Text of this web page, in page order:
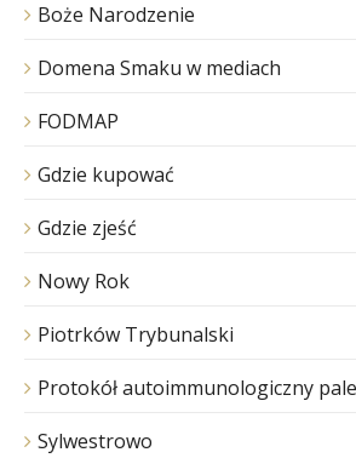
Boże Narodzenie
Domena Smaku w mediach
FODMAP
Gdzie kupować
Gdzie zjeść
Nowy Rok
Piotrków Trybunalski
Protokół autoimmunologiczny
Sylwestrowo